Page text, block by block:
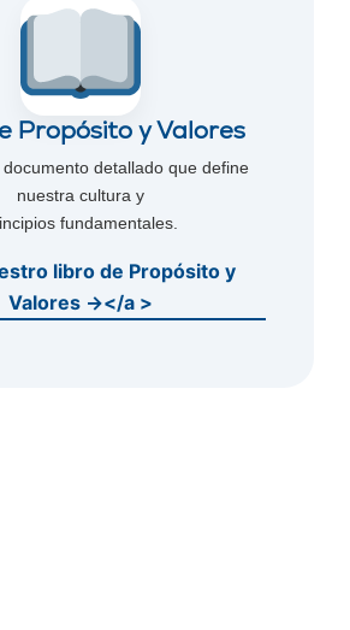
Propósito y Valores
detallado que define
nuestra cultura y
fundamentales.
libro de Propósito y
Valores →</a >